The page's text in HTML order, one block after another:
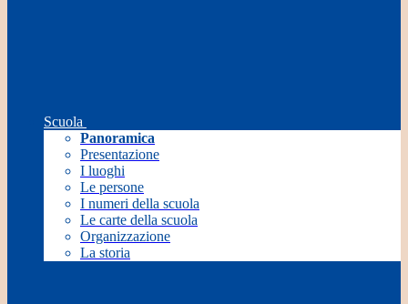
Scuola
Panoramica
Presentazione
I luoghi
Le persone
I numeri della scuola
Le carte della scuola
Organizzazione
La storia